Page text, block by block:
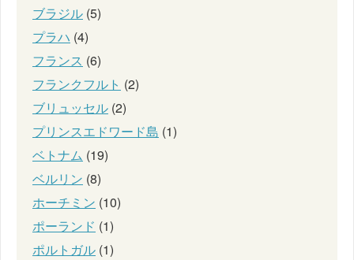
ブラジル (5)
プラハ (4)
フランス (6)
フランクフルト (2)
ブリュッセル (2)
プリンスエドワード島 (1)
ベトナム (19)
ベルリン (8)
ホーチミン (10)
ポーランド (1)
ポルトガル (1)